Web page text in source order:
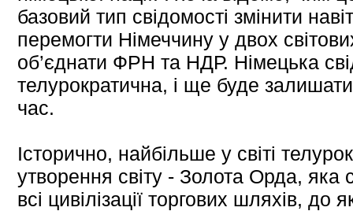
базовий тип свідомості змінити
перемогти Німеччину у двох
об’єднати ФРН та НДР. Німецька
телурократична, і ще буде
час.
Історично, найбільше у світі
утворення світу - Золота Орда, яка
всі цивілізації торгових шляхів, до